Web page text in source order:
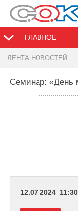
ГЛАВНОЕ
ЛЕНТА НОВОСТЕЙ
Семинар: «День
12.07.2024